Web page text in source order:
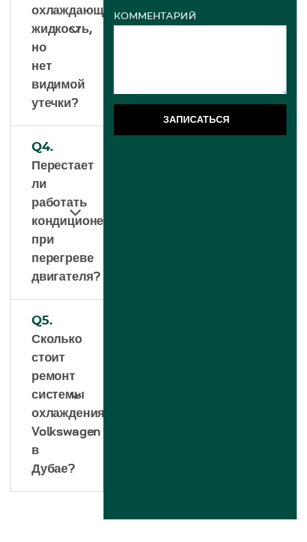
охлаждающая
жидкость,
но
нет
видимой
утечки?
Q4.
Перестает
ли
работать
кондиционер
при
перегреве
двигателя?
Q5.
Сколько
стоит
ремонт
системы
охлаждения
Volkswagen
в
Дубае?
КОММЕНТАРИЙ
ЗАПИСАТЬСЯ